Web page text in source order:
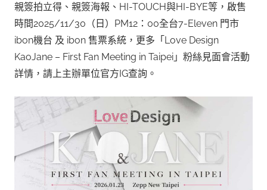
親簽拍立得、親簽海報、HI-TOUCH與HI-BYE等，啟售
時間2025/11/30（日）PM12：00全台7-Eleven 門市
ibon機台 及 ibon 售票系統，更多「Love Design
KaoJane – First Fan Meeting in Taipei」粉絲見面會活動
詳情，請上主辦單位官方IG查詢。